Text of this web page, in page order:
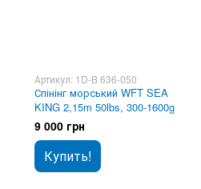
Артикул: 1D-B 636-050
Спінінг морський WFT SEA
KING 2,15m 50lbs, 300-1600g
9 000 грн
Купить!